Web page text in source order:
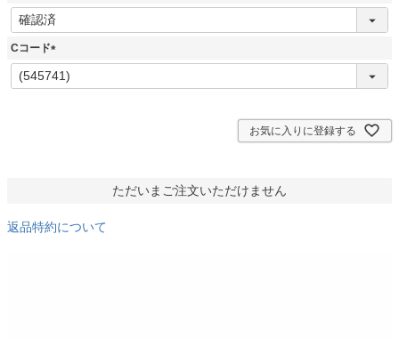
(
Cコード
(
必
お気に入りに登録する
ただいまご注文いただけません
返品特約について